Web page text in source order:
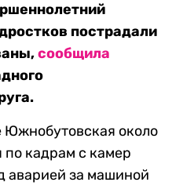
пострадали
сообщила
около
по кадрам с камер
аварией за машиной